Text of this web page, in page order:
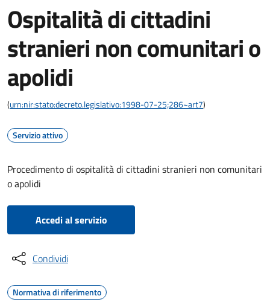
Ospitalità di cittadini
stranieri non comunitari o
apolidi
(urn:nir:stato:decreto.legislativo:1998-07-25;286~art7)
Servizio attivo
Procedimento di ospitalità di cittadini stranieri non comunitari
o apolidi
Accedi al servizio
Condividi
Normativa di riferimento